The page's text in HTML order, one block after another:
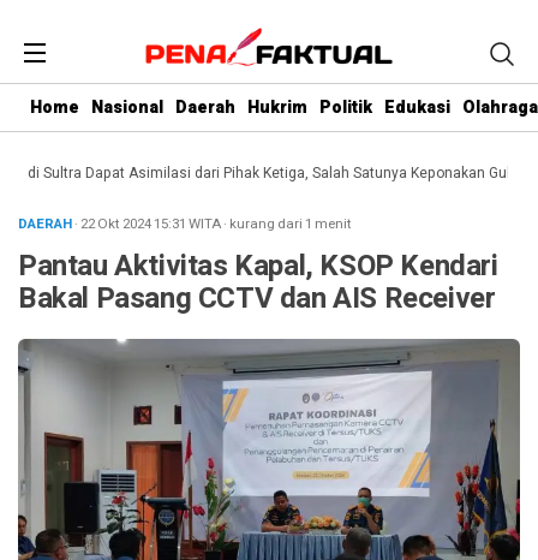
Home Nasional Daerah Hukrim Politik Edukasi Olahraga
Dapat Asimilasi dari Pihak Ketiga, Salah Satunya Keponakan Gubernur
DAERAH· 22 Okt 202415:31 WITA· kurang dari 1 menit
Pantau Aktivitas Kapal, KSOP Kendari
Bakal Pasang CCTV dan AIS Receiver